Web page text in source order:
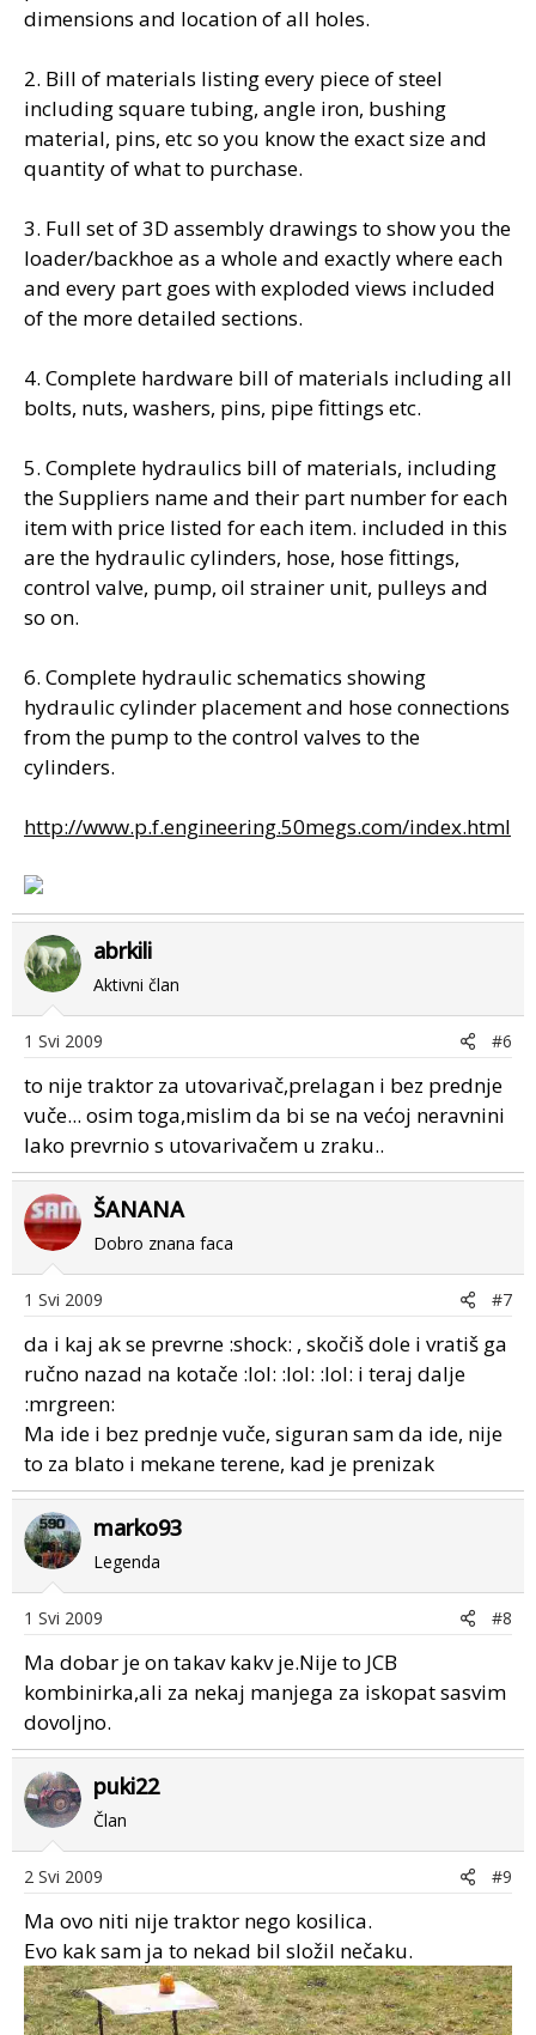
dimensions and location of all holes.
2. Bill of materials listing every piece of steel
including square tubing, angle iron, bushing
material, pins, etc so you know the exact size and
quantity of what to purchase.
3. Full set of 3D assembly drawings to show you the
loader/backhoe as a whole and exactly where each
and every part goes with exploded views included
of the more detailed sections.
4. Complete hardware bill of materials including all
bolts, nuts, washers, pins, pipe fittings etc.
5. Complete hydraulics bill of materials, including
the Suppliers name and their part number for each
item with price listed for each item. included in this
are the hydraulic cylinders, hose, hose fittings,
control valve, pump, oil strainer unit, pulleys and
so on.
6. Complete hydraulic schematics showing
hydraulic cylinder placement and hose connections
from the pump to the control valves to the
cylinders.
http://www.p.f.engineering.50megs.com/index.html
abrkili
Aktivni član
1 Svi 2009 #6
to nije traktor za utovarivač,prelagan i bez prednje
vuče... osim toga,mislim da bi se na većoj neravnini
lako prevrnio s utovarivačem u zraku..
ŠANANA
Dobro znana faca
1 Svi 2009 #7
da i kaj ak se prevrne :shock: , skočiš dole i vratiš ga
ručno nazad na kotače :lol: :lol: :lol: i teraj dalje
:mrgreen:
Ma ide i bez prednje vuče, siguran sam da ide, nije
to za blato i mekane terene, kad je prenizak
marko93
Legenda
1 Svi 2009 #8
Ma dobar je on takav kakv je.Nije to JCB
kombinirka,ali za nekaj manjega za iskopat sasvim
dovoljno.
puki22
Član
2 Svi 2009 #9
Ma ovo niti nije traktor nego kosilica.
Evo kak sam ja to nekad bil složil nečaku.